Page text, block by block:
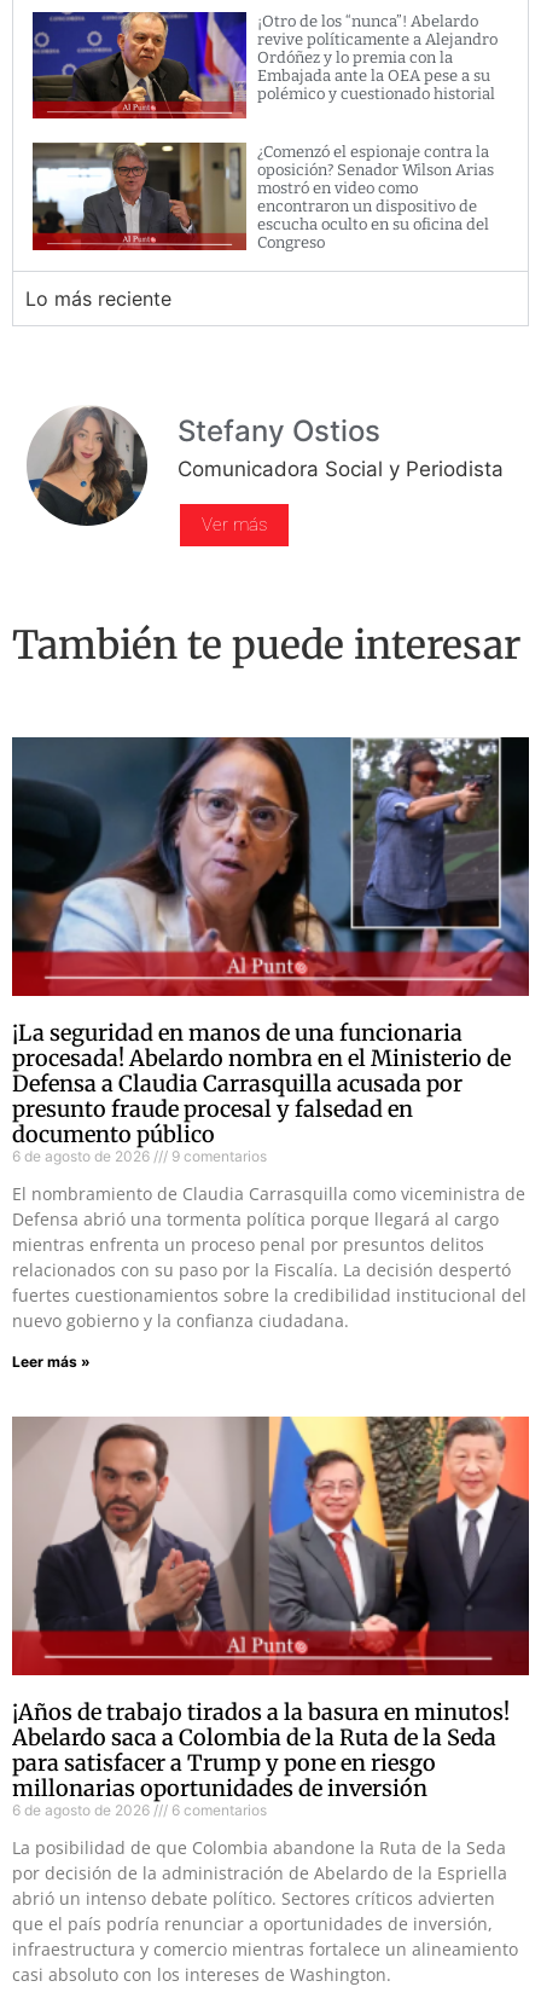
¡Otro de los “nunca”! Abelardo
revive políticamente a Alejandro
Ordóñez y lo premia con la
Embajada ante la OEA pese a su
polémico y cuestionado historial
¿Comenzó el espionaje contra la
oposición? Senador Wilson Arias
mostró en video como
encontraron un dispositivo de
escucha oculto en su oficina del
Congreso
Lo más reciente
Stefany Ostios
Comunicadora Social y Periodista
Ver más
También te puede interesar
¡La seguridad en manos de una funcionaria
procesada! Abelardo nombra en el Ministerio de
Defensa a Claudia Carrasquilla acusada por
presunto fraude procesal y falsedad en
documento público
6 de agosto de 2026 9 comentarios
El nombramiento de Claudia Carrasquilla como viceministra de
Defensa abrió una tormenta política porque llegará al cargo
mientras enfrenta un proceso penal por presuntos delitos
relacionados con su paso por la Fiscalía. La decisión despertó
fuertes cuestionamientos sobre la credibilidad institucional del
nuevo gobierno y la confianza ciudadana.
Leer más »
¡Años de trabajo tirados a la basura en minutos!
Abelardo saca a Colombia de la Ruta de la Seda
para satisfacer a Trump y pone en riesgo
millonarias oportunidades de inversión
6 de agosto de 2026 6 comentarios
La posibilidad de que Colombia abandone la Ruta de la Seda
por decisión de la administración de Abelardo de la Espriella
abrió un intenso debate político. Sectores críticos advierten
que el país podría renunciar a oportunidades de inversión,
infraestructura y comercio mientras fortalece un alineamiento
casi absoluto con los intereses de Washington.